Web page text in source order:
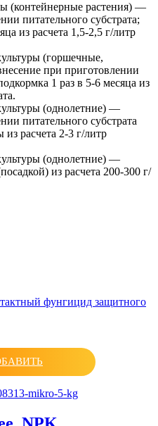
(контейнерные растения) —
питательного субстрата;
из расчета 1,5-2,5 г/литр
(горшечные,
при приготовлении
1 раз в 5-6 месяца из
(однолетние) —
питательного субстрата
расчета 2-3 г/литр
(однолетние) —
из расчета 200-300 г/
фунгицид защитного